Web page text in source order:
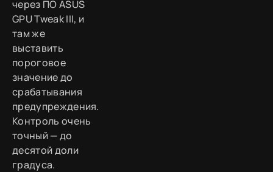
через ПО ASUS
GPU Tweak III, и
там же
выставить
пороговое
значение до
срабатывания
предупреждения.
Контроль очень
точный — до
десятой доли
градуса.